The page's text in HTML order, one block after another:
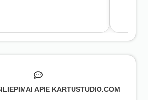
APIE KARTUSTUDIO.COM